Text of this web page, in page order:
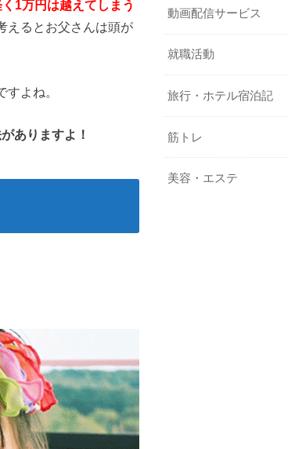
1万円は越えてしまう
えるとお父さんは頭が
よね。
ありますよ！
動画配信サービス
就職活動
旅行・ホテル宿泊記
筋トレ
美容・エステ